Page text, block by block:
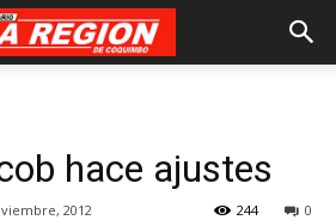
hace ajustes
2012 0
244